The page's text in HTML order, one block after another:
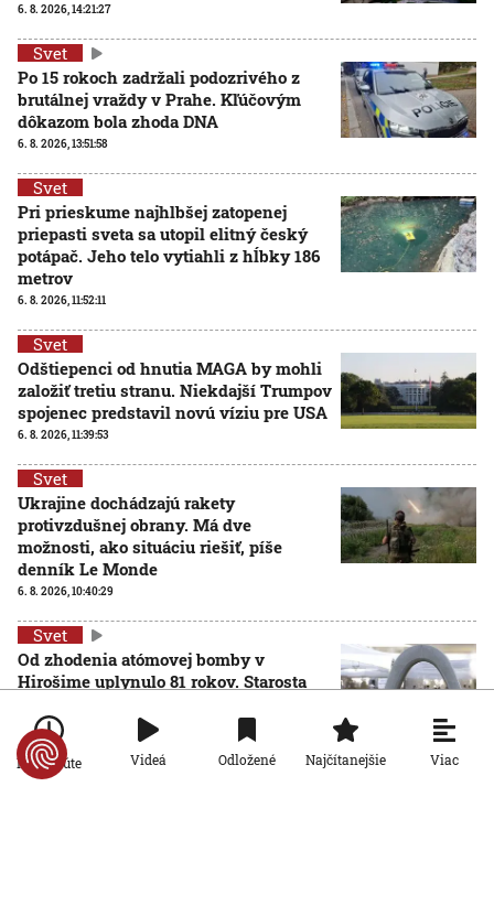
6. 8. 2026, 14:21:27
Svet
Po 15 rokoch zadržali podozrivého z
brutálnej vraždy v Prahe. Kľúčovým
dôkazom bola zhoda DNA
6. 8. 2026, 13:51:58
Svet
Pri prieskume najhlbšej zatopenej
priepasti sveta sa utopil elitný český
potápač. Jeho telo vytiahli z hĺbky 186
metrov
6. 8. 2026, 11:52:11
Svet
Odštiepenci od hnutia MAGA by mohli
založiť tretiu stranu. Niekdajší Trumpov
spojenec predstavil novú víziu pre USA
6. 8. 2026, 11:39:53
Svet
Ukrajine dochádzajú rakety
protivzdušnej obrany. Má dve
možnosti, ako situáciu riešiť, píše
denník Le Monde
6. 8. 2026, 10:40:29
Svet
Od zhodenia atómovej bomby v
Hirošime uplynulo 81 rokov. Starosta
neľudskosti jadrových zbraní
6. 8. 2026, 10:39:25
Po minúte Videá Odložené Najčítanejšie Viac